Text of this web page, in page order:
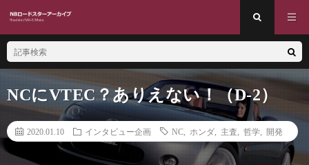
NCにVTEC？ありえない！（D-2）
2020.01.10 インタビュー企画 NC ホンダ 主査 哲学 開発